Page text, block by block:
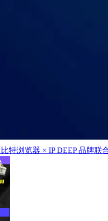
特浏览器 × IP DEEP 品牌联